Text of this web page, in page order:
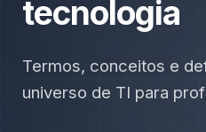
tecnologia
Termos, conceitos e
universo de TI para